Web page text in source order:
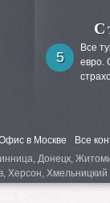
5
Все
евро.
в Москве
Все
Донецк,